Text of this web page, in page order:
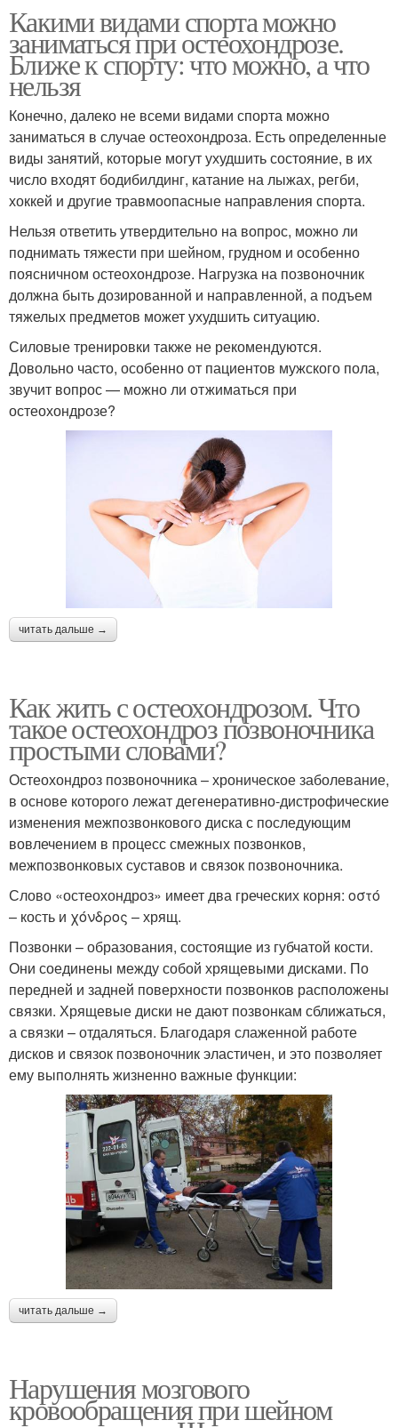
Какими видами спорта можно
заниматься при остеохондрозе.
Ближе к спорту: что можно, а что
нельзя
Конечно, далеко не всеми видами спорта можно
заниматься в случае остеохондроза. Есть определенные
виды занятий, которые могут ухудшить состояние, в их
число входят бодибилдинг, катание на лыжах, регби,
хоккей и другие травмоопасные направления спорта.
Нельзя ответить утвердительно на вопрос, можно ли
поднимать тяжести при шейном, грудном и особенно
поясничном остеохондрозе. Нагрузка на позвоночник
должна быть дозированной и направленной, а подъем
тяжелых предметов может ухудшить ситуацию.
Силовые тренировки также не рекомендуются.
Довольно часто, особенно от пациентов мужского пола,
звучит вопрос — можно ли отжиматься при
остеохондрозе?
читать дальше →
Как жить с остеохондрозом. Что
такое остеохондроз позвоночника
простыми словами?
Остеохондроз позвоночника – хроническое заболевание,
в основе которого лежат дегенеративно-дистрофические
изменения межпозвонкового диска с последующим
вовлечением в процесс смежных позвонков,
межпозвонковых суставов и связок позвоночника.
Слово «остеохондроз» имеет два греческих корня: οστό
– кость и χόνδρος – хрящ.
Позвонки – образования, состоящие из губчатой кости.
Они соединены между собой хрящевыми дисками. По
передней и задней поверхности позвонков расположены
связки. Хрящевые диски не дают позвонкам сближаться,
а связки – отдаляться. Благодаря слаженной работе
дисков и связок позвоночник эластичен, и это позволяет
ему выполнять жизненно важные функции:
читать дальше →
Нарушения мозгового
кровообращения при шейном